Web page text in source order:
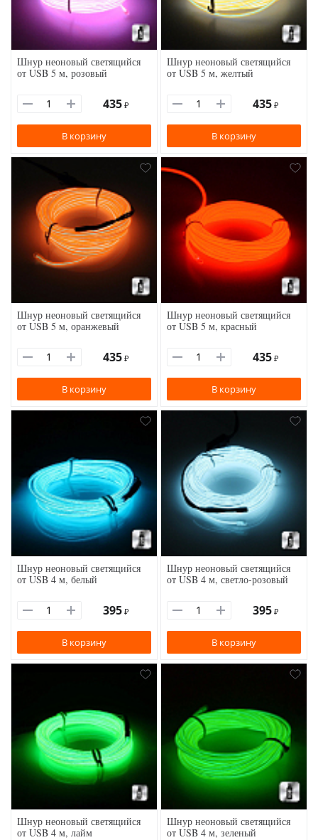
Шнур неоновый светящийся
от USB 5 м, розовый
435 ₽
В корзину
Шнур неоновый светящийся
от USB 5 м, желтый
435 ₽
В корзину
Шнур неоновый светящийся
от USB 5 м, оранжевый
435 ₽
В корзину
Шнур неоновый светящийся
от USB 5 м, красный
435 ₽
В корзину
Шнур неоновый светящийся
от USB 4 м, белый
395 ₽
В корзину
Шнур неоновый светящийся
от USB 4 м, светло-розовый
395 ₽
В корзину
Шнур неоновый светящийся
от USB 4 м, лайм
Шнур неоновый светящийся
от USB 4 м, зеленый